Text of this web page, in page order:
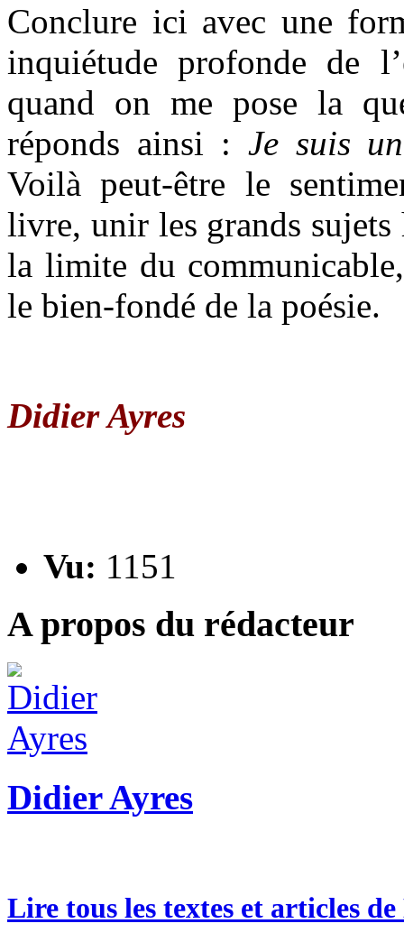
Conclure ici avec une
inquiétude profonde de
quand on me pose la
réponds ainsi : Je suis
Voilà peut-être le
livre, unir les grands sujets
la limite du
le bien-fondé de la poésie.
Didier Ayres
Vu: 1151
A propos du rédacteur
Didier Ayres
Lire tous les textes et articles